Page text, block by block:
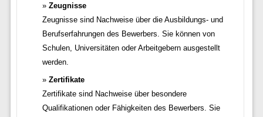
Zeugnisse
Zeugnisse sind Nachweise über die Ausbildungs- und
Berufserfahrungen des Bewerbers. Sie können von
Schulen, Universitäten oder Arbeitgebern ausgestellt
werden.
Zertifikate
Zertifikate sind Nachweise über besondere
Qualifikationen oder Fähigkeiten des Bewerbers. Sie